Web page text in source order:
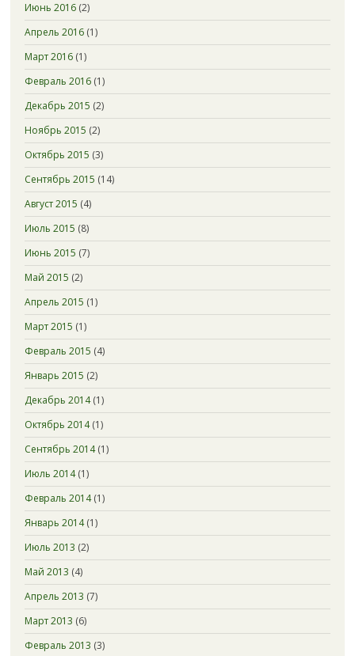
Июнь 2016(2)
Апрель 2016(1)
Март 2016(1)
Февраль 2016(1)
Декабрь 2015 (2)
Ноябрь 2015 (2)
Октябрь 2015 (3)
Сентябрь 2015 (14)
Август 2015 (4)
Июль 2015 (8)
Июнь 2015 (7)
Май 2015 (2)
Апрель 2015 (1)
Март 2015 (1)
Февраль 2015 (4)
Январь 2015 (2)
Декабрь 2014(1)
Октябрь 2014(1)
Сентябрь 2014(1)
Июль 2014(1)
Февраль 2014(1)
Январь 2014(1)
Июль 2013 (2)
Май 2013 (4)
Апрель 2013 (7)
Март 2013 (6)
Февраль 2013 (3)